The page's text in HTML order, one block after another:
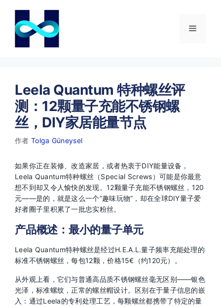
菜
Leela Quantum 特种螺丝评
测：12颗量子充能不锈钢螺
丝，DIY家居能量节点
作者 Tolga Güneysel
如果你正在装修、改造家居，或者热衷于DIY能量设备，
Leela Quantum特种螺丝（Special Screws）可能是你最意
想不到却又令人愉快的发现。12颗量子充能不锈钢螺丝，120
元——是的，就是这么一个”趣味玩物”，却在全球DIY量子爱
好者圈子里积累了一批忠实粉丝。
产品概述：最小的量子单元
Leela Quantum特种螺丝是经过H.E.A.L.量子频率充能处理的
标准不锈钢螺丝，每包12颗，价格15€（约120元）。
从外观上看，它们与普通高品质不锈钢螺丝毫无区别——银色
光泽，标准螺纹，正常的螺丝帽设计。区别在于量子信息的嵌
入：通过Leela的专利处理工艺，每颗螺丝都携带了特定的量